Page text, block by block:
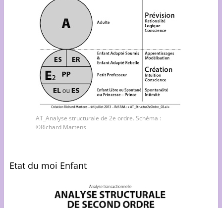
AT_Analyse structurale de 2e ordre. Schéma :
©Richard Martens
Etat du moi Enfant